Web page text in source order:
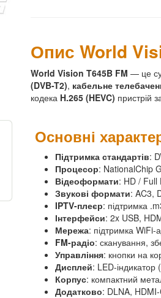
Опис World
World Vision T645B FM — це
(DVB-T2), кабельне
кодека H.265 (HEVC) пристрій
Основні
Підтримка стандартів:
Процесор: NationalChip
Відеоформати: HD / Full
Звукові формати: AC3,
IPTV-плеєр: підтримка
Інтерфейси: 2x USB,
Мережа: підтримка
FM-радіо: сканування,
Управління: кнопки на
Дисплей: LED-
Корпус: компактний
Додатково: DLNA,